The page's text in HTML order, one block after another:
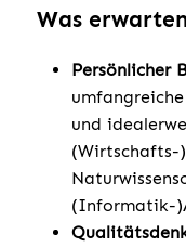
Was
Persönlicher
und
(Informatik-